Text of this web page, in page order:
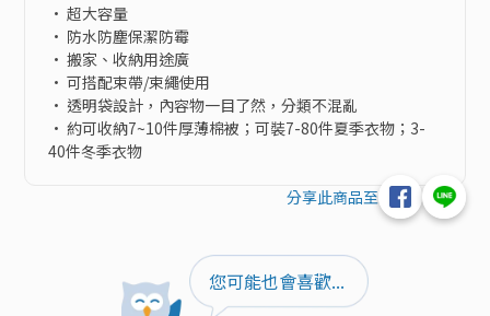
• 超大容量
• 防水防塵保潔防霉
• 搬家、收納用途廣
• 可搭配束帶/束繩使用
• 透明袋設計，內容物一目了然，分類不混亂
• 約可收納7~10件厚薄棉被；可裝7-80件夏季衣物；3-
40件冬季衣物
分享此商品至
您可能也會喜歡...